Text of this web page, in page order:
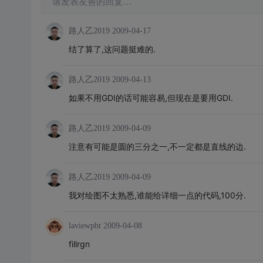
路人乙2019 2009-04-17
结了算了,这问题挺难的.
路人乙2019 2009-04-13
如果不用GDI的话可能容易,但现在是要用GDI.
路人乙2019 2009-04-09
注意有可能是圆的三分之一,不一定都是直线的边.
路人乙2019 2009-04-09
我对绘图不太熟悉,谁能给详细一点的代码,100分.
laviewpbt 2009-04-08
fillrgn